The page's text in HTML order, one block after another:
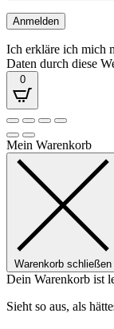
Ich erkläre ich mich
Daten durch diese
0
Mein Warenkorb
Warenkorb schließen
Dein Warenkorb ist
Sieht so aus, als